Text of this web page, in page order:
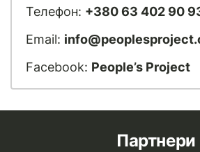
Телефон: +380 63 402 90
Email:
Facebook: People’s Project
Партнери